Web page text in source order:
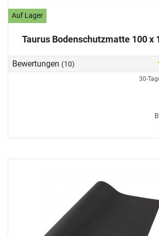
Auf Lager
Taurus Bodenschutzmatte 100 x
Bewertungen (10)
30-